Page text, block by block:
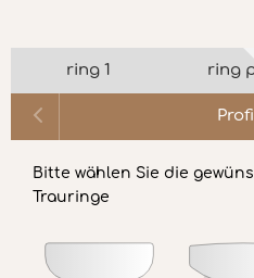
ring 1 ring
Bitte wählen Sie die
Trauringe